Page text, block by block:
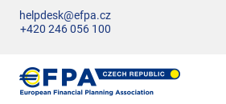
helpdesk@efpa.cz
+420 246 056 100